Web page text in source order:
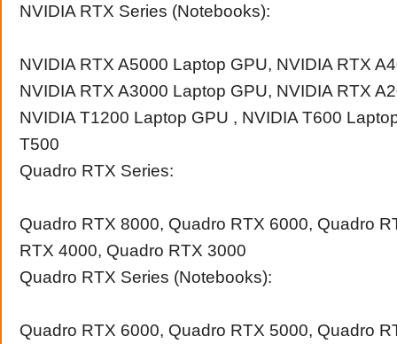
NVIDIA RTX Series (Notebooks):
NVIDIA RTX A5000 Laptop GPU, NVIDIA RTX
NVIDIA RTX A3000 Laptop GPU, NVIDIA RTX
NVIDIA T1200 Laptop GPU , NVIDIA T600
T500
Quadro RTX Series:
Quadro RTX 8000, Quadro RTX 6000, Quadro
RTX 4000, Quadro RTX 3000
Quadro RTX Series (Notebooks):
Quadro RTX 6000, Quadro RTX 5000, Quadro